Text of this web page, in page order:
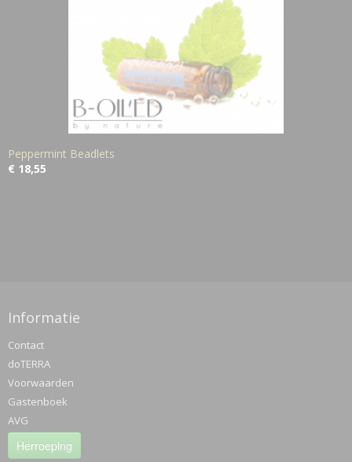
Peppermint Beadlets
€ 18,55
Informatie
Contact
doTERRA
Voorwaarden
Gastenboek
AVG
Herroeping